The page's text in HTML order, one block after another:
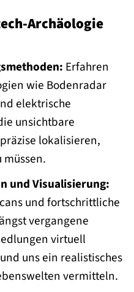
Archäologie
Erfahren
wie Bodenradar
elektrische
unsichtbare
lokalisieren,
müssen.
und Visualisierung:
und fortschrittliche
vergangene
virtuell
uns ein realistisches
vermitteln.